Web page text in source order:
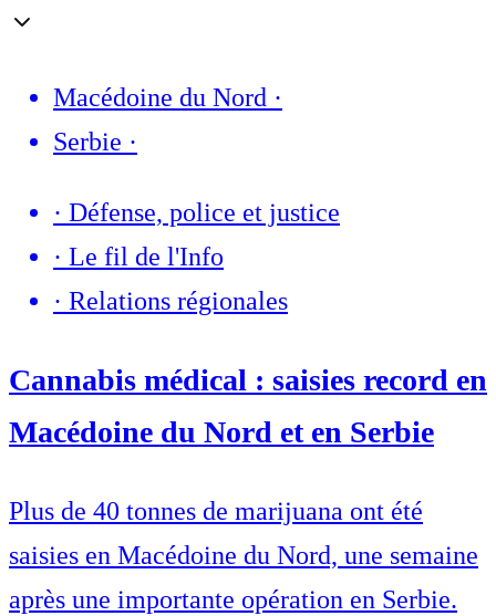
Macédoine du Nord ·
Serbie ·
· Défense, police et justice
· Le fil de l'Info
· Relations régionales
Cannabis médical : saisies record en
Macédoine du Nord et en Serbie
Plus de 40 tonnes de marijuana ont été
saisies en Macédoine du Nord, une semaine
après une importante opération en Serbie.